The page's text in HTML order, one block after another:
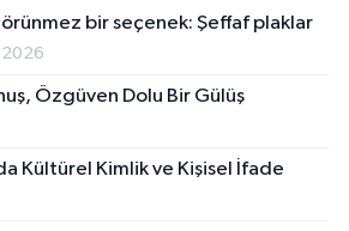
bir seçenek: Şeffaf plaklar
Özgüven Dolu Bir Gülüş
Kültürel Kimlik ve Kişisel İfade